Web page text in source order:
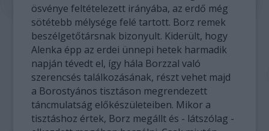
ösvénye feltételezett irányába, az erdő még
sötétebb mélysége felé tartott. Borz remek
beszélgetőtársnak bizonyult. Kiderült, hogy
Alenka épp az erdei ünnepi hetek harmadik
napján tévedt el, így hála Borzzal való
szerencsés találkozásának, részt vehet majd
a Borostyános tisztáson megrendezett
táncmulatság előkészületeiben. Mikor a
tisztáshoz értek, Borz megállt és - látszólag -